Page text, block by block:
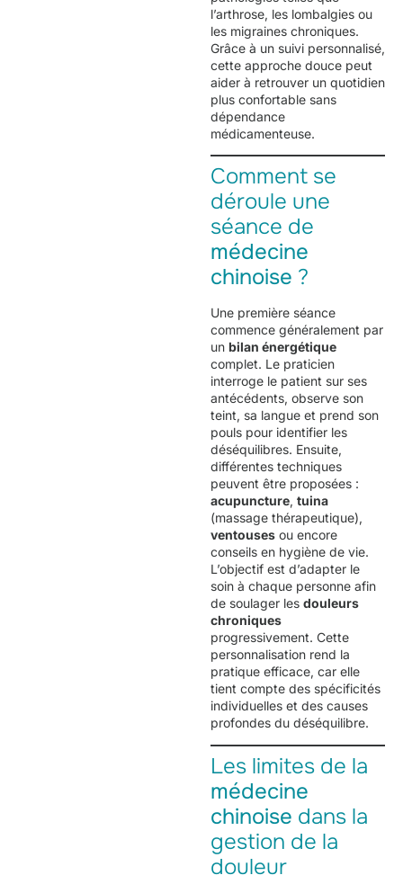
l’arthrose, les lombalgies ou
les migraines chroniques.
Grâce à un suivi personnalisé,
cette approche douce peut
aider à retrouver un quotidien
plus confortable sans
dépendance
médicamenteuse.
Comment se
déroule une
séance de
médecine
chinoise ?
Une première séance
commence généralement par
un bilan énergétique
complet. Le praticien
interroge le patient sur ses
antécédents, observe son
teint, sa langue et prend son
pouls pour identifier les
déséquilibres. Ensuite,
différentes techniques
peuvent être proposées :
acupuncture, tuina
(massage thérapeutique),
ventouses ou encore
conseils en hygiène de vie.
L’objectif est d’adapter le
soin à chaque personne afin
de soulager les douleurs
chroniques
progressivement. Cette
personnalisation rend la
pratique efficace, car elle
tient compte des spécificités
individuelles et des causes
profondes du déséquilibre.
Les limites de la
médecine
chinoise dans la
gestion de la
douleur